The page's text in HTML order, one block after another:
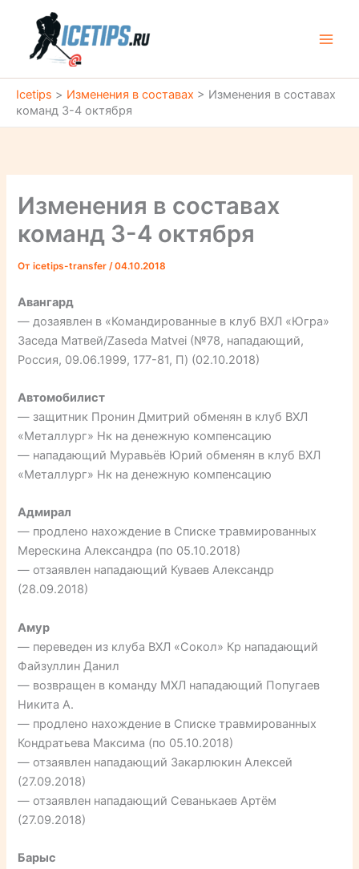
содержимому
Icetips > Изменения в составах > Изменения в составах
команд 3-4 октября
Изменения в составах
команд 3-4 октября
Отicetips-transfer/04.10.2018
Авангард
— дозаявлен в «Командированные в клуб ВХЛ «Югра»
Заседа Матвей/Zaseda Matvei (№78, нападающий,
Россия, 09.06.1999, 177-81, П) (02.10.2018)
Автомобилист
— защитник Пронин Дмитрий обменян в клуб ВХЛ
«Металлург» Нк на денежную компенсацию
— нападающий Муравьёв Юрий обменян в клуб ВХЛ
«Металлург» Нк на денежную компенсацию
Адмирал
— продлено нахождение в Списке травмированных
Мерескина Александра (по 05.10.2018)
— отзаявлен нападающий Куваев Александр
(28.09.2018)
Амур
— переведен из клуба ВХЛ «Сокол» Кр нападающий
Файзуллин Данил
— возвращен в команду МХЛ нападающий Попугаев
Никита А.
— продлено нахождение в Списке травмированных
Кондратьева Максима (по 05.10.2018)
— отзаявлен нападающий Закарлюкин Алексей
(27.09.2018)
— отзаявлен нападающий Севанькаев Артём
(27.09.2018)
Барыс